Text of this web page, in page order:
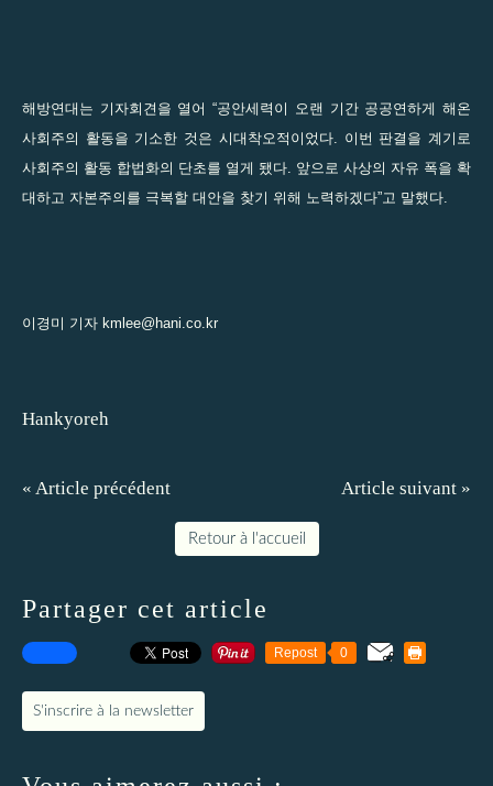
해방연대는 기자회견을 열어 “공안세력이 오랜 기간 공공연하게 해온
사회주의 활동을 기소한 것은 시대착오적이었다. 이번 판결을 계기로
사회주의 활동 합법화의 단초를 열게 됐다. 앞으로 사상의 자유 폭을 확
대하고 자본주의를 극복할 대안을 찾기 위해 노력하겠다”고 말했다.
이경미 기자 kmlee@hani.co.kr
Hankyoreh
« Article précédent Article suivant »
Retour à l'accueil
Partager cet article
Repost 0
S'inscrire à la newsletter